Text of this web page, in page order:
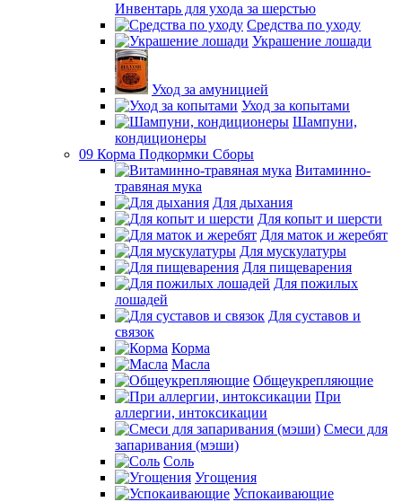
Инвентарь для ухода за шерстью
Средства по уходу
Украшение лошади
Уход за амуницией
Уход за копытами
Шампуни,
кондиционеры
09 Корма Подкормки Сборы
Витаминно-
травяная мука
Для дыхания
Для копыт и шерсти
Для маток и жеребят
Для мускулатуры
Для пищеварения
Для пожилых
лошадей
Для суставов и
связок
Корма
Масла
Общеукрепляющие
При
аллергии, интоксикации
Смеси для
запаривания (мэши)
Соль
Угощения
Успокаивающие